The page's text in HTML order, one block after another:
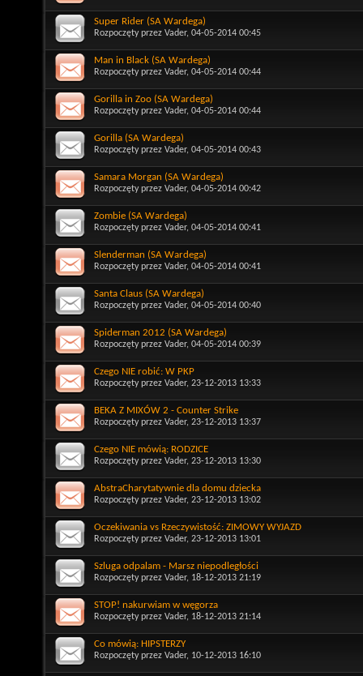
Super Rider (SA Wardega)
Rozpoczęty przez Vader, 04-05-2014 00:45
Man in Black (SA Wardega)
Rozpoczęty przez Vader, 04-05-2014 00:44
Gorilla in Zoo (SA Wardega)
Rozpoczęty przez Vader, 04-05-2014 00:44
Gorilla (SA Wardega)
Rozpoczęty przez Vader, 04-05-2014 00:43
Samara Morgan (SA Wardega)
Rozpoczęty przez Vader, 04-05-2014 00:42
Zombie (SA Wardega)
Rozpoczęty przez Vader, 04-05-2014 00:41
Slenderman (SA Wardega)
Rozpoczęty przez Vader, 04-05-2014 00:41
Santa Claus (SA Wardega)
Rozpoczęty przez Vader, 04-05-2014 00:40
Spiderman 2012 (SA Wardega)
Rozpoczęty przez Vader, 04-05-2014 00:39
Czego NIE robić: W PKP
Rozpoczęty przez Vader, 23-12-2013 13:33
BEKA Z MIXÓW 2 - Counter Strike
Rozpoczęty przez Vader, 23-12-2013 13:37
Czego NIE mówią: RODZICE
Rozpoczęty przez Vader, 23-12-2013 13:30
AbstraCharytatywnie dla domu dziecka
Rozpoczęty przez Vader, 23-12-2013 13:02
Oczekiwania vs Rzeczywistość: ZIMOWY WYJAZD
Rozpoczęty przez Vader, 23-12-2013 13:01
Szluga odpalam - Marsz niepodległości
Rozpoczęty przez Vader, 18-12-2013 21:19
STOP! nakurwiam w węgorza
Rozpoczęty przez Vader, 18-12-2013 21:14
Co mówią: HIPSTERZY
Rozpoczęty przez Vader, 10-12-2013 16:10